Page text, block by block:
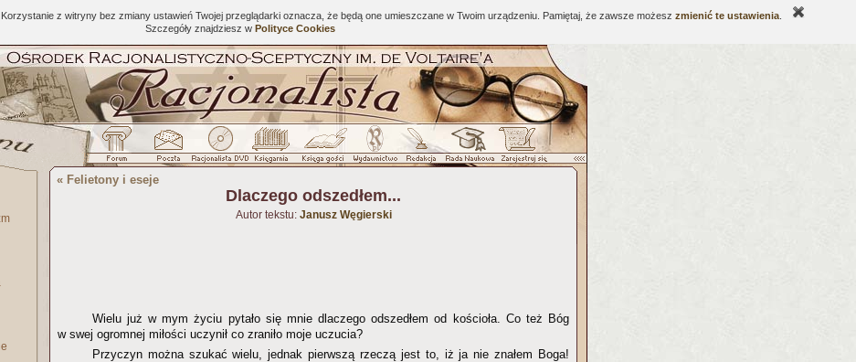
z witryny bez zmiany ustawień Twojej przeglądarki oznacza, że będą one umieszczane w Twoim urządzeniu. Pamiętaj, że zawsze możesz zmienić te ustawienia
Szczegóły znajdziesz w Polityce Cookies
« Felietony i eseje
Dlaczego odszedłem...
Autor tekstu: Janusz Węgierski
Wielu już w mym życiu pytało się mnie dlaczego odszedłem od kościoła. Co też Bóg
w swej ogromnej miłości uczynił co zraniło moje uczucia?
Przyczyn można szukać wielu, jednak pierwszą rzeczą jest to, iż ja nie znałem Boga!